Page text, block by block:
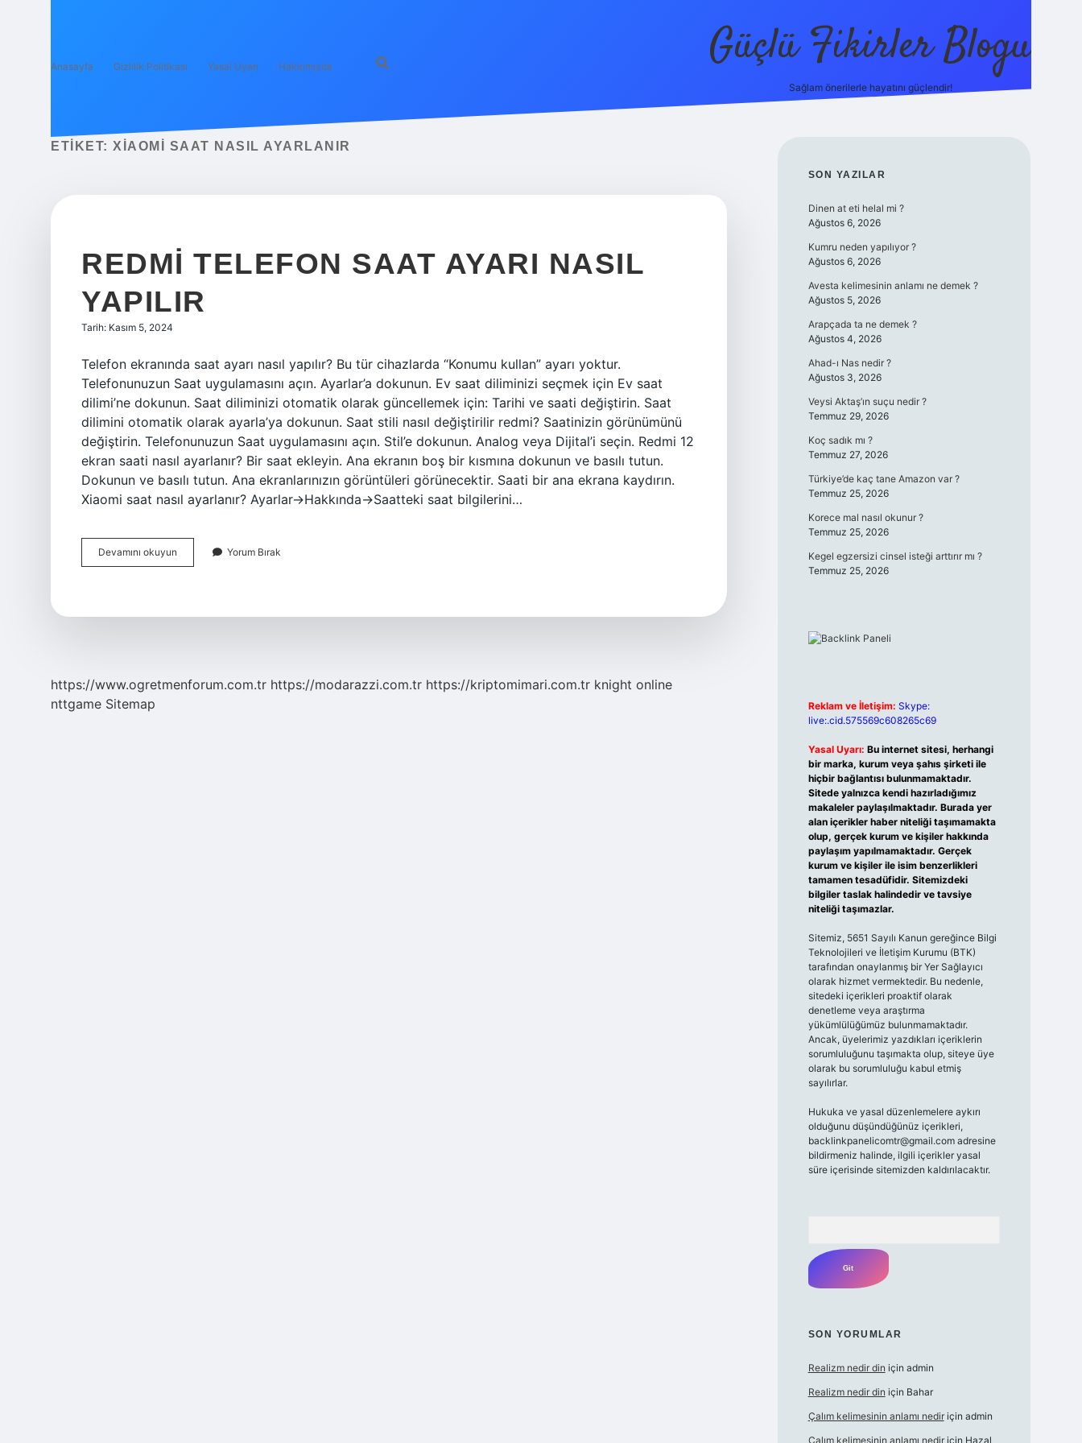
Anasayfa Gizlilik Politikası Yasal Uyarı Hakkımızda Güçlü Fikirler Blogu
Sağlam önerilerle hayatını güçlendir!
ETIKET: XIAOMI SAAT NASIL AYARLANIR
REDMI TELEFON SAAT AYARI NASIL
YAPILIR
Tarih: Kasım 5, 2024
Telefon ekranında saat ayarı nasıl yapılır? Bu tür cihazlarda “Konumu kullan” ayarı yoktur.
Telefonunuzun Saat uygulamasını açın. Ayarlar’a dokunun. Ev saat diliminizi seçmek için Ev saat
dilimi’ne dokunun. Saat diliminizi otomatik olarak güncellemek için: Tarihi ve saati değiştirin. Saat
dilimini otomatik olarak ayarla’ya dokunun. Saat stili nasıl değiştirilir redmi? Saatinizin görünümünü
değiştirin. Telefonunuzun Saat uygulamasını açın. Stil’e dokunun. Analog veya Dijital’i seçin. Redmi 12
ekran saati nasıl ayarlanır? Bir saat ekleyin. Ana ekranın boş bir kısmına dokunun ve basılı tutun.
Dokunun ve basılı tutun. Ana ekranlarınızın görüntüleri görünecektir. Saati bir ana ekrana kaydırın.
Xiaomi saat nasıl ayarlanır? Ayarlar->Hakkında->Saatteki saat bilgilerini…
Devamını okuyun
Telefon
Yorum Bırak
https://www.ogretmenforum.com.tr https://modarazzi.com.tr https://kriptomimari.com.tr knight online
nttgame Sitemap
SIDEBAR
SON YAZILAR
Dinen at eti helal mi ?
Ağustos 6, 2026
Kumru neden yapılıyor ?
Ağustos 6, 2026
Avesta kelimesinin anlamı ne demek ?
Ağustos 5, 2026
Arapçada ta ne demek ?
Ağustos 4, 2026
Ahad-ı Nas nedir ?
Ağustos 3, 2026
Veysi Aktaş’ın suçu nedir ?
Temmuz 29, 2026
Koç sadık mı ?
Temmuz 27, 2026
Türkiye’de kaç tane Amazon var ?
Temmuz 25, 2026
Korece mal nasıl okunur ?
Temmuz 25, 2026
Kegel egzersizi cinsel isteği arttırır mı ?
Temmuz 25, 2026
Reklam ve İletişim: Skype:
live:.cid.575569c608265c69
Yasal Uyarı: Bu internet sitesi, herhangi
bir marka, kurum veya şahıs şirketi ile
hiçbir bağlantısı bulunmamaktadır.
Sitede yalnızca kendi hazırladığımız
makaleler paylaşılmaktadır. Burada yer
alan içerikler haber niteliği taşımamakta
olup, gerçek kurum ve kişiler hakkında
paylaşım yapılmamaktadır. Gerçek
kurum ve kişiler ile isim benzerlikleri
tamamen tesadüfidir. Sitemizdeki
bilgiler taslak halindedir ve tavsiye
niteliği taşımazlar.
Sitemiz, 5651 Sayılı Kanun gereğince Bilgi
Teknolojileri ve İletişim Kurumu (BTK)
tarafından onaylanmış bir Yer Sağlayıcı
olarak hizmet vermektedir. Bu nedenle,
sitedeki içerikleri proaktif olarak
denetleme veya araştırma
yükümlülüğümüz bulunmamaktadır.
Ancak, üyelerimiz yazdıkları içeriklerin
sorumluluğunu taşımakta olup, siteye üye
olarak bu sorumluluğu kabul etmiş
sayılırlar.
Hukuka ve yasal düzenlemelere aykırı
olduğunu düşündüğünüz içerikleri,
backlinkpanelicomtr@gmail.comadresine
bildirmeniz halinde, ilgili içerikler yasal
süre içerisinde sitemizden kaldırılacaktır.
SON YORUMLAR
Realizm nedir din için admin
Realizm nedir din için Bahar
Çalım kelimesinin anlamı nediriçin admin
Çalım kelimesinin anlamı nediriçin Hazal